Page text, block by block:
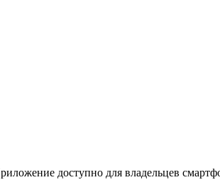
доступно для владельцев